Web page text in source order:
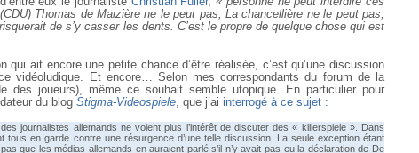
Thomas de Maizière ne le peut pas, La chancellière ne le peut pas,
de s’y casser les dents. C’est le propre de quelque chose qui est
qui ait encore une petite chance d’être réalisée, c’est qu’une discussion
vidéoludique. Et encore… Selon mes correspondants du forum de la
des joueurs), même ce souhait semble utopique. En particulier pour
du blog Stigma-Videospiele, que j’ai interrogé à ce sujet :
journalistes allemands ne voient plus l’intérêt de discuter des « killerspiele ». Dans
tous en garde contre une résurgence d’une telle discussion. La seule exception étant
que les médias allemands en auraient parlé s’il n’y avait pas eu la déclaration de De